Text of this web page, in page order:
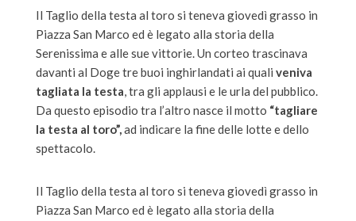
Il Taglio della testa al toro si teneva giovedì grasso in
Piazza San Marco ed è legato alla storia della
Serenissima e alle sue vittorie. Un corteo trascinava
davanti al Doge tre buoi inghirlandati ai quali veniva
tagliata la testa, tra gli applausi e le urla del pubblico.
Da questo episodio tra l’altro nasce il motto “tagliare
la testa al toro”,ad indicare la fine delle lotte e dello
spettacolo.
Il Taglio della testa al toro si teneva giovedì grasso in
Piazza San Marco ed è legato alla storia della